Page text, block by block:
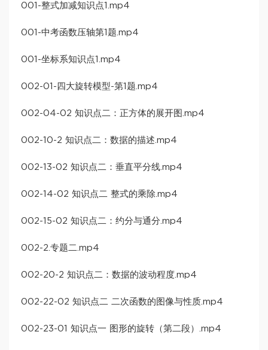
001-整式加减知识点1.mp4
001-中考函数压轴第1题.mp4
001-坐标系知识点1.mp4
002-01-四大旋转模型-第1题.mp4
002-04-02 知识点二：正方体的展开图.mp4
002-10-2 知识点二：数据的描述.mp4
002-13-02 知识点二：垂直平分线.mp4
002-14-02 知识点二 整式的乘除.mp4
002-15-02 知识点二：约分与通分.mp4
002-2.专题二.mp4
002-20-2 知识点二：数据的波动程度.mp4
002-22-02 知识点二 二次函数的图像与性质.mp4
002-23-01 知识点一 图形的旋转（第二段）.mp4